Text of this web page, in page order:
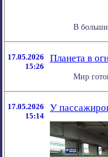
В
17.05.2026
15:26
Планета в
Мир
17.05.2026
15:14
У